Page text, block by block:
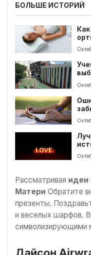
БОЛЬШЕ ИСТОРИЙ
Рассматривая идеи
Матери Обратите
презенты.
и веселых шарфов.
символизирующими
Дайсон